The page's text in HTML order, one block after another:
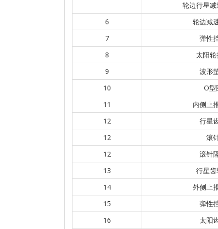
轮边行星
6
轮边减
7
弹性
8
太阳
9
波形
10
O型
11
内侧止
12
行星
12
滚
12
滚针
13
行星
14
外侧止
15
弹性
16
太阳